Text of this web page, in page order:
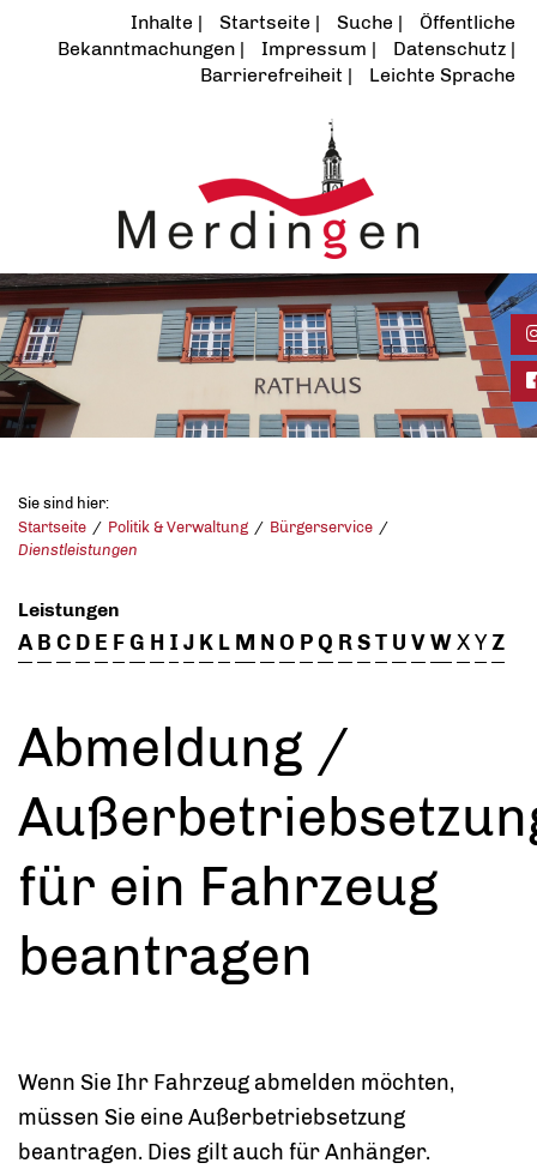
Inhalte Startseite Suche
Öffentliche
Bekanntmachungen
Impressum
Datenschutz
Barrierefreiheit
Leichte Sprache
Sie sind hier:
Startseite
Politik & Verwaltung
Bürgerservice
Dienstleistungen
Leistungen
A B C D E FG H I J K L M NO PQ RST U VWXYZ
Abmeldung /
für ein Fahrzeug
beantragen
Wenn Sie Ihr Fahrzeug abmelden möchten,
müssen Sie eine Außerbetriebsetzung
beantragen. Dies gilt auch für Anhänger.